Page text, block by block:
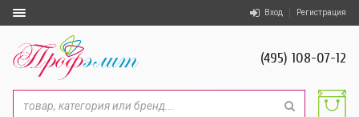
Вход Регистрация
(495) 108-07-12